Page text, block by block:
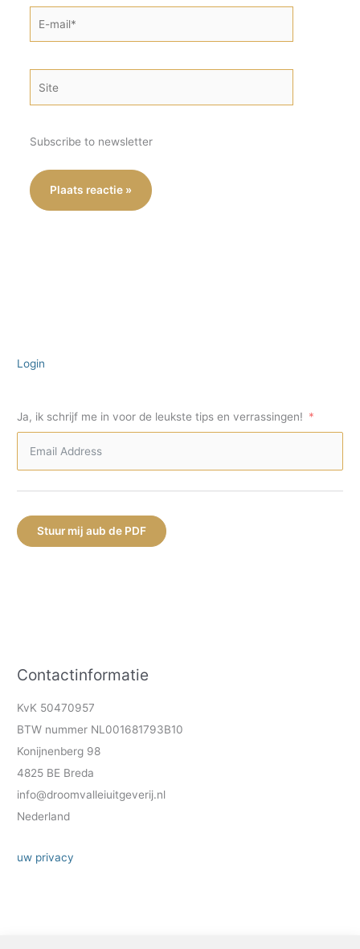
mail*
Subscribe to newsletter
Login
Ja, ik schrijf me in voor de leukste tips en verrassingen!
Stuur mij aub de PDF
Contactinformatie
KvK 50470957
BTW nummer NL001681793B10
Konijnenberg 98
4825 BE Breda
info@droomvalleiuitgeverij.nl
Nederland
uw privacy